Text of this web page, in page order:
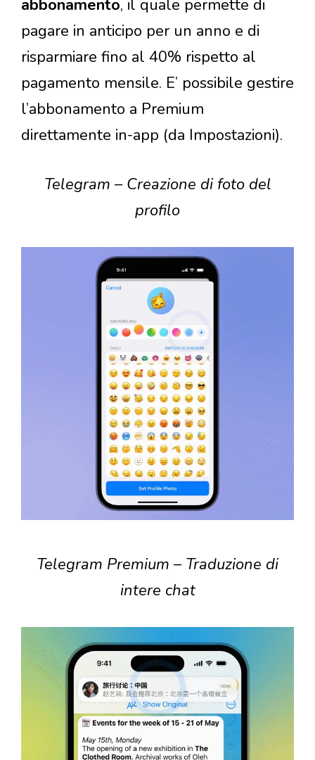
abbonamento, il quale permette di
pagare in anticipo per un anno e di
risparmiare fino al 40% rispetto al
pagamento mensile. E’ possibile gestire
l’abbonamento a Premium
direttamente in-app (da Impostazioni).
Telegram – Creazione di foto del
profilo
Telegram Premium – Traduzione di
intere chat